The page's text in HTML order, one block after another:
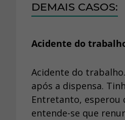
DEMAIS CASOS:
Acidente do
Acidente do
após a dispensa.
Entretanto, esperou
entende-se que